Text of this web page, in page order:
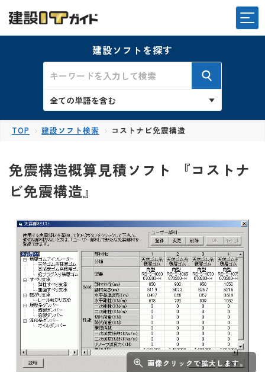
建設ソフトを探す
TOP 建設ソフト検索 コストナビ免震構造
免震構造概算見積ソフト 『コストナ
ビ免震構造』
画像クリックで拡大します。